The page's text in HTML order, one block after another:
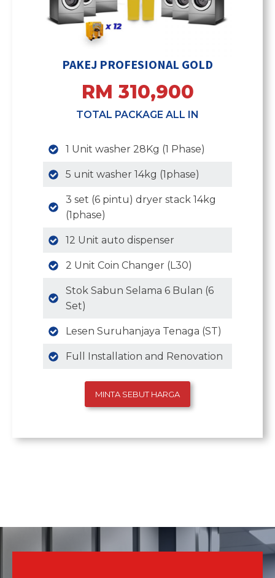
PAKEJ PROFESIONAL GOLD
RM 310,900
TOTAL PACKAGE ALL IN
1 Unit washer 28Kg (1 Phase)
5 unit washer 14kg (1phase)
3 set (6 pintu) dryer stack 14kg
(1phase)
12 Unit auto dispenser
2 Unit Coin Changer (L30)
Stok Sabun Selama 6 Bulan (6
Set)
Lesen Suruhanjaya Tenaga (ST)
Full Installation and Renovation
MINTA SEBUT HARGA